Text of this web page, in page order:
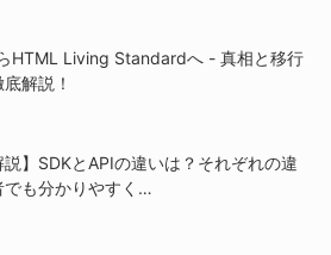
HTML Living Standardへ - 真相と移行
解説！
説】SDKとAPIの違いは？それぞれの違
でも分かりやすく…